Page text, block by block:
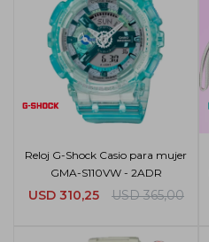
Reloj G-Shock Casio para mujer
GMA-S110VW - 2ADR
USD 310,25 USD 365,00